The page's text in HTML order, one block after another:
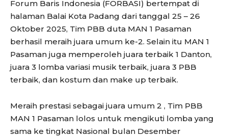
Forum Baris Indonesia (FORBASI) bertempat di
halaman Balai Kota Padang dari tanggal 25 – 26
Oktober 2025, Tim PBB duta MAN 1 Pasaman
berhasil meraih juara umum ke-2. Selain itu MAN 1
Pasaman juga memperoleh juara terbaik 1 Danton,
juara 3 lomba variasi musik terbaik, juara 3 PBB
terbaik, dan kostum dan make up terbaik.
Meraih prestasi sebagai juara umum 2 , Tim PBB
MAN 1 Pasaman lolos untuk mengikuti lomba yang
sama ke tingkat Nasional bulan Desember